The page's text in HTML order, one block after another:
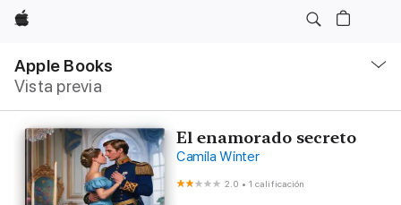
Apple
Apple Books
Vista previa
local
Abrir
El enamorado secreto
Camila Winter
2.0 •1 calificación